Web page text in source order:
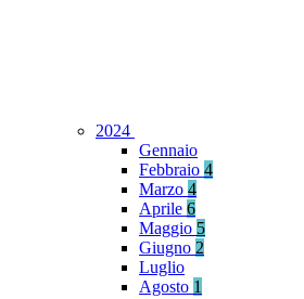
2024
Gennaio
Febbraio 4
Marzo 4
Aprile 6
Maggio 5
Giugno 2
Luglio
Agosto 1